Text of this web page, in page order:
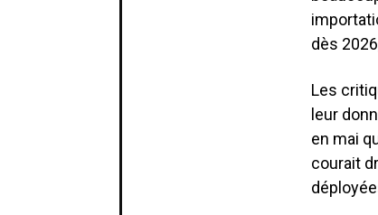
dès
Les
leur
en mai
courait